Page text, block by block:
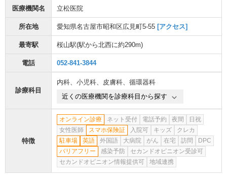
医療機関名 立松医院
所在地 愛知県名古屋市昭和区広見町5-55 [アクセス]
最寄駅 桜山駅(駅から北西に約290m)
電話 052-841-3844
診療科目
内科、 小児科、 皮膚科、 循環器科
近くの医療機関を診療科目から探す
特徴
オンライン診療 ネット受付 電話予約 夜間
日祝
女性医師
スマホ保険証 入院可 キッズ
クレカ
駐車場
英語 外国語 大病院 がん 在宅 訪問
DPC
バリアフリー
感染予防
セカンドオピニオン受診可
セカンドオピニオン情報提供可
地域連携